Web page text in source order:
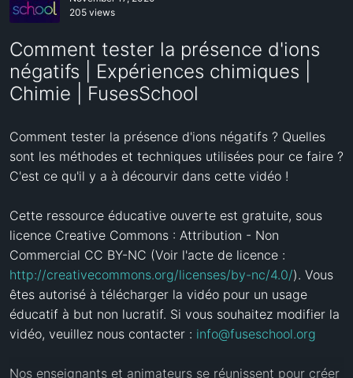
205 views
Comment tester la présence d'ions
négatifs | Expériences chimiques |
Chimie | FusesSchool
Comment tester la présence d'ions négatifs ? Quelles
sont les méthodes et techniques utilisées pour ce faire ?
C'est ce qu'il y a à décourvir dans cette vidéo !
Cette ressource éducative ouverte est gratuite, sous
licence Creative Commons : Attribution - Non
http://creativecommons.org/licenses/by-nc/4.0/). Vous
êtes autorisé à télécharger la vidéo pour un usage
éducatif à but non lucratif. Si vous souhaitez modifier la
vidéo, veuillez nous contacter : info@fuseschool.org
Nos enseignants et animateurs se réunissent pour créer